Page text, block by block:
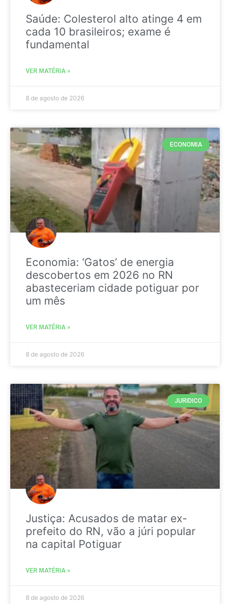
Saúde: Colesterol alto atinge 4 em
cada 10 brasileiros; exame é
fundamental
VER MATÉRIA »
8 de agosto de 2026
ECONOMIA
Economia: ‘Gatos’ de energia
descobertos em 2026 no RN
abasteceriam cidade potiguar por
um mês
VER MATÉRIA »
8 de agosto de 2026
JURIDICO
Justiça: Acusados de matar ex-
prefeito do RN, vão a júri popular
na capital Potiguar
VER MATÉRIA »
8 de agosto de 2026